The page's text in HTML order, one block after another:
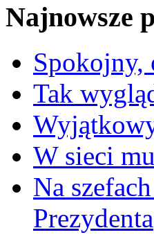
Najnowsze
Tak
W sieci
Na
Prezydenta